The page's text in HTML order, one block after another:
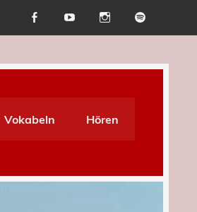
Vokabeln Hören